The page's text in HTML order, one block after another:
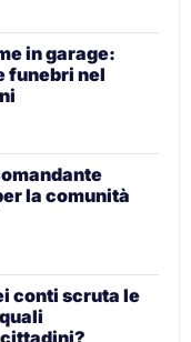
in garage:
funebri nel
la comunità
conti scruta le